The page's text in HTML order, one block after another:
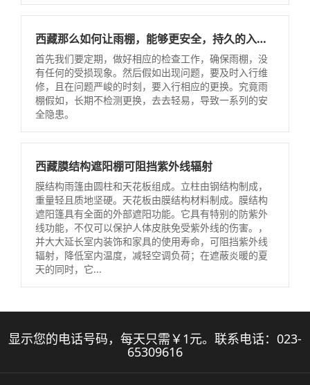
西藏那么如何让雨棚，能够更安全，持久的入行使用？
首先我们要定期，做好相应的检查工作，确保雨棚，没
有任何的受损现象。然后假如出现问题，要及时入行维
修，且在问题严峻的时刻，要入行相应的更换。究竟雨
棚假如，长期不检测更换，去去轻易，导致一系列的安
全隐患。
西藏膜结构遮阳棚可阻挡紫外线辐射
膜结构雨篷由圆柱和天花板组成。立柱由钢结构制成，
重量轻且质地坚硬。天花板由膜结构材料制成。膜结构
遮阳篷具有全面的外部遮阳功能。它具有特别的防紫外
线功能，不仅可以保护人体皮肤免受紫外线的伤害。，
并大大延长室内装饰和家具的使用寿命，可阻挡紫外线
辐射，降低室内温度，减轻空调负荷；在遮蔽炎暖的夏
天的同时，它...
显示您的电话号码，每天只需￥1元。联系电话： 023-
65309616